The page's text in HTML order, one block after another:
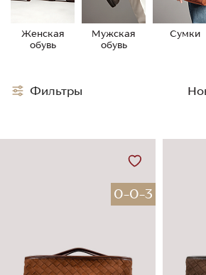
Женская
обувь
Мужская
обувь
Сумки
0-0-3
Фильтры